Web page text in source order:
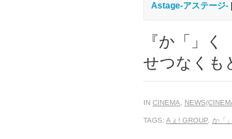
Astage-アステージ-
『か「」
せつなくも
IN CINEMA
TAGS: Aぇ! GROUP か「